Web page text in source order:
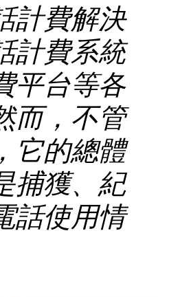
計費解決
計費系統
平台等各
而，不管
它的總體
捕獲、紀
話使用情